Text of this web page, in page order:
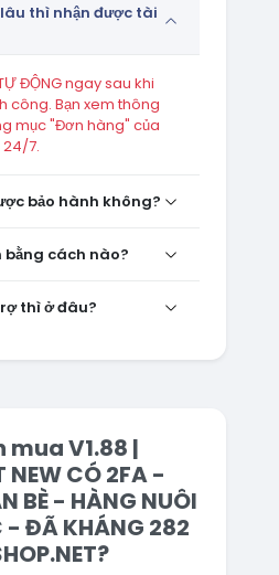
thì nhận được tài
ĐỘNG ngay sau khi
công. Bạn xem thông
mục "Đơn hàng" của
7.
bảo hành không?
cách nào?
thì ở đâu?
mua V1.88 |
NEW CÓ 2FA -
BÈ - HÀNG NUÔI
- ĐÃ KHÁNG 282